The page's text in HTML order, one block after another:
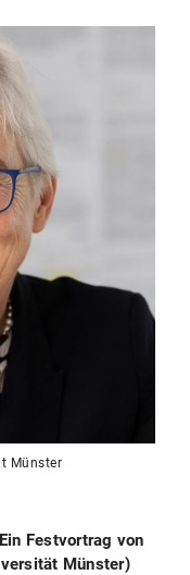
Münster
Festvortrag von
Münster)